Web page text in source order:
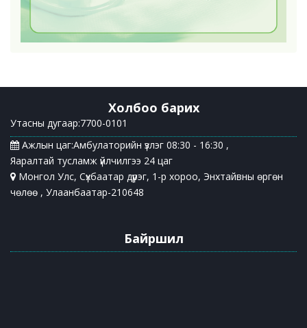
Холбоо барих
Утасны дугаар:7700-0101
Ажлын цаг:Амбулаторийн үзлэг 08:30 - 16:30 ,
Яаралтай тусламж үйлчилгээ 24 цаг
Монгол Улс, Сүхбаатар дүүрэг, 1-р хороо, Энхтайвны өргөн
чөлөө , Улаанбаатар-210648
Байршил